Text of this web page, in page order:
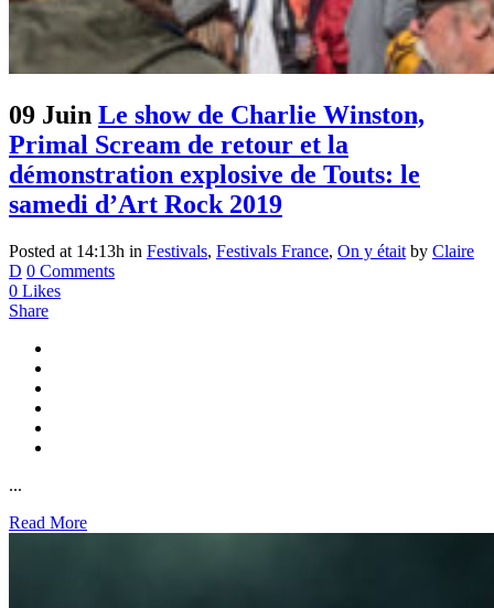
09 Juin Le show de Charlie Winston,
Primal Scream de retour et la
démonstration explosive de Touts: le
samedi d’Art Rock 2019
Posted at 14:13h in Festivals, Festivals France, On y était by Claire
D 0 Comments
0 Likes
Share
...
Read More